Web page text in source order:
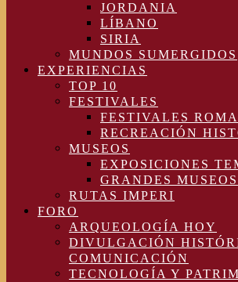
JORDANIA
LÍBANO
SIRIA
MUNDOS SUMERGIDOS
EXPERIENCIAS
TOP 10
FESTIVALES
FESTIVALES
RECREACIÓN
MUSEOS
EXPOSICIONES
GRANDES MUSEOS
RUTAS IMPERI
FORO
ARQUEOLOGÍA HOY
DIVULGACIÓN
COMUNICACIÓN
TECNOLOGÍA Y